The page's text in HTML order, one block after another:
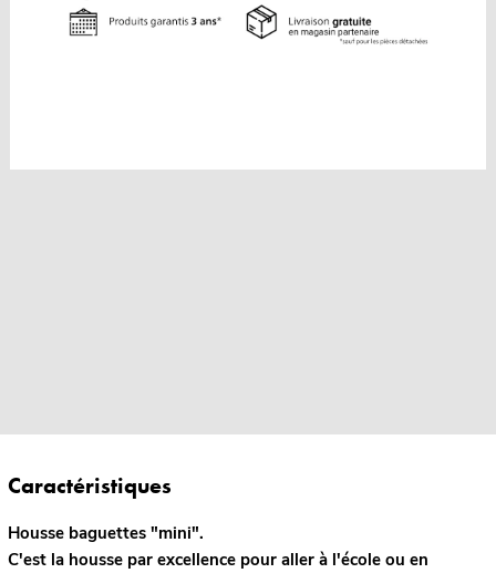
Caractéristiques
Housse baguettes "mini".
C'est la housse par excellence pour aller à l'école ou en